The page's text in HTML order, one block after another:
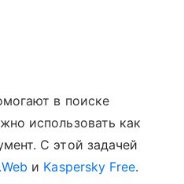
в поиске
использовать как
С этой задачей
и Kaspersky Free.